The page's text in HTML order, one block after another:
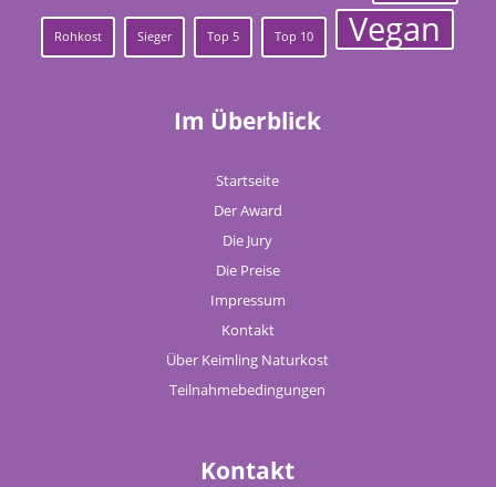
Rohkost Sieger Top 5 Top 10 Vegan
Im Überblick
Startseite
Der Award
Die Jury
Die Preise
Impressum
Kontakt
Über Keimling Naturkost
Teilnahmebedingungen
Kontakt